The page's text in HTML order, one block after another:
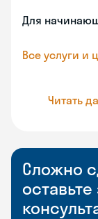
Для
Все услуги и
Читать
Сложно